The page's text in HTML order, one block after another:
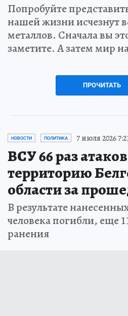
Попробуйте
нашей жизни исчезнут
металлов. Сначала вы
заметите. А затем мир
ПРОЧИТАТЬ
НОВОСТИ ПОЛИТИКА 7 июля 2026
ВСУ 66 раз
территорию
области за
В результате
человека погибли, еще
ранения